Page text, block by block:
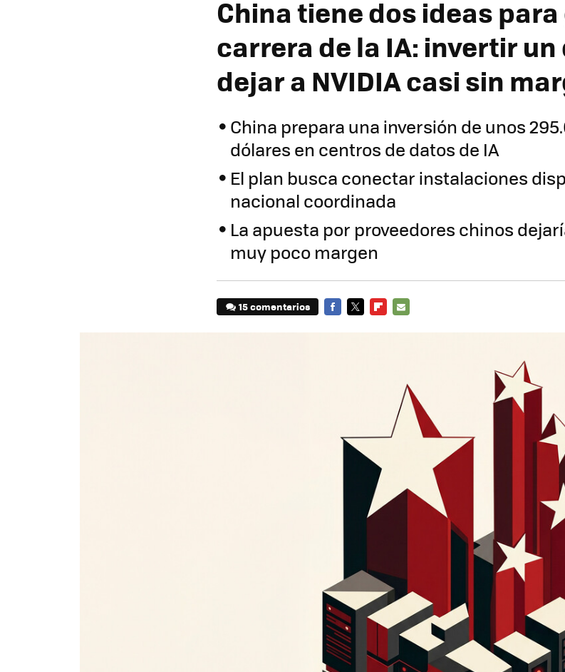
China tiene dos ideas
carrera de la IA: invertir
dejar a NVIDIA casi sin
China prepara una inversión de unos
dólares en centros de datos de IA
El plan busca conectar instalaciones
nacional coordinada
La apuesta por proveedores chinos
muy poco margen
15 comentarios